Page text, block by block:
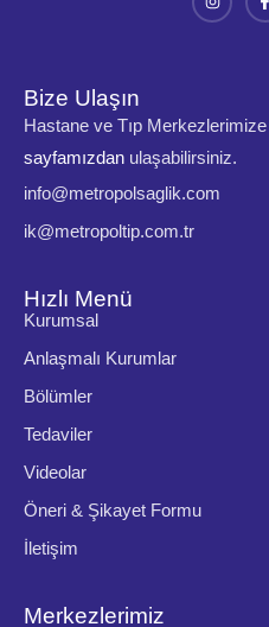
Bize Ulaşın
Hastane ve Tıp
sayfamızdan ulaşabilirsiniz.
info@metropolsaglik.com
ik@metropoltip.com.tr
Hızlı Menü
Kurumsal
Anlaşmalı Kurumlar
Bölümler
Tedaviler
Videolar
Öneri & Şikayet Formu
İletişim
Merkezlerimiz